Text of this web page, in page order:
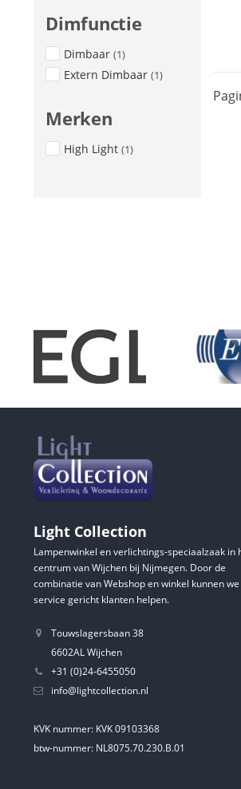
Dimfunctie
Dimbaar (1)
Extern Dimbaar (1)
Merken
High Light (1)
Light Collection
Lampenwinkel en verlichtings-speciaalzaak in
centrum van Wijchen bij Nijmegen. Door de
combinatie van Webshop en winkel kunnen we
service gericht klanten helpen.
Touwslagersbaan 38
6602AL Wijchen
+31 (0)24-6455050
info@lightcollection.nl
KVK nummer: KVK 09103368
btw-nummer: NL8075.70.230.B.01